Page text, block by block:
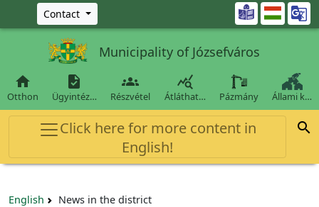
Ugrás a fő tartalomra
Contact 
Municipality of Józsefváros

Otthon

Ügyintéz…

Részvétel

Átláthat… Pázmány Állami k…
Click here for more content in
English!

English News in the district